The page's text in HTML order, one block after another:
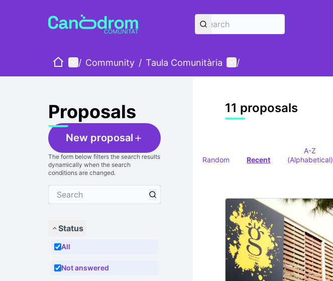
HomeMain menu
/ Community / Taula Comunitària User menu
/
Proposals
New proposal
The form below filters the search results
dynamically when the search
conditions are changed.
Status
All
Not answered
11 proposals
Random Recent
A-Z
(Alphabetical)